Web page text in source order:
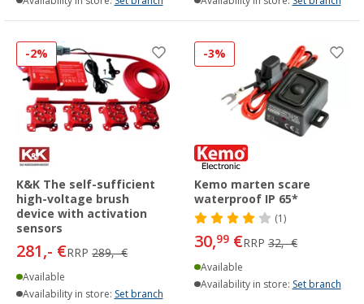
-2%
K&K The self-sufficient
high-voltage brush
device with activation
sensors
281,- €RRP 289,- €
Available
Availability in store: Set branch
-3%
Kemo marten scare
waterproof IP 65*
(1)
30,99 €RRP 32,- €
Available
Availability in store: Set branch